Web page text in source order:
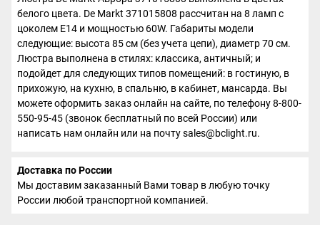
белого цвета. De Markt 371015808 рассчитан на 8 ламп с
цоколем E14 и мощностью 60W. Габариты модели
следующие: высота 85 см (без учета цепи), диаметр 70 см.
Люстра выполнена в стилях: классика, античный; и
подойдет для следующих типов помещений: в гостиную, в
прихожую, на кухню, в спальню, в кабинет, мансарда. Вы
можете оформить заказ онлайн на сайте, по телефону 8-800-
550-95-45 (звонок бесплатный по всей России) или
написать нам онлайн или на почту sales@bclight.ru.
Доставка по России
Мы доставим заказанный Вами товар в любую точку
России любой транспортной компанией.